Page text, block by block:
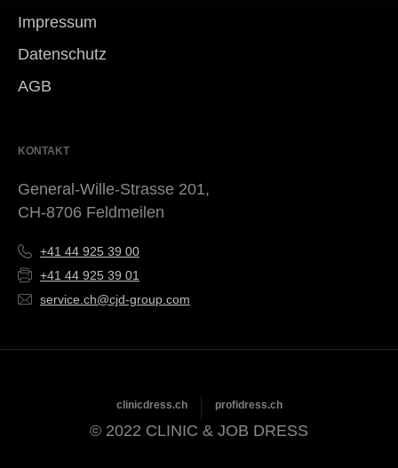
Impressum
Datenschutz
AGB
KONTAKT
General-Wille-Strasse 201,
CH-8706 Feldmeilen
+41 44 925 39 00
+41 44 925 39 01
service.ch@cjd-group.com
clinicdress.ch profidress.ch
© 2022 CLINIC & JOB DRESS